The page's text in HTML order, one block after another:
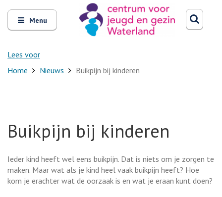
Open
en
sluit
Menu
Lees voor
Zoeken
Home Nieuws Buikpijn bij kinderen
Buikpijn bij kinderen
Ieder kind heeft wel eens buikpijn. Dat is niets om je zorgen te
maken. Maar wat als je kind heel vaak buikpijn heeft? Hoe
kom je erachter wat de oorzaak is en wat je eraan kunt doen?